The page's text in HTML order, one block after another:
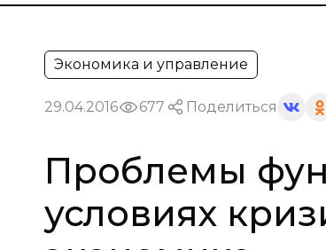
Экономика и управление
29.04.2016 677 Поделиться
Проблемы
условиях